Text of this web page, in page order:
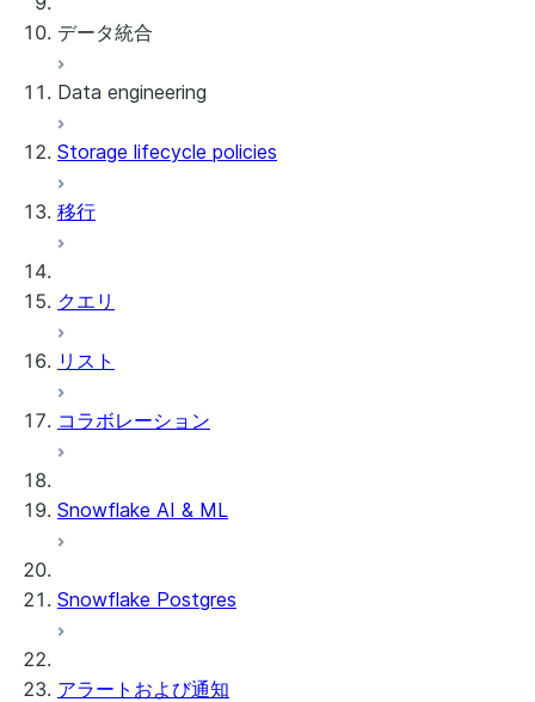
データ統合
Snowflake Openflow
Apache Iceberg™
Data engineering
データのロード
DCM Projects
Snowflakeでのdbtプロジェクト
Storage lifecycle policies
移行
クエリ
リスト
コラボレーション
Snowflake AI & ML
Snowflake Postgres
アラートおよび通知